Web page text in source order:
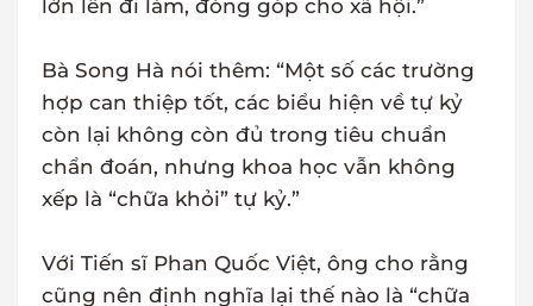
lớn lên đi làm, đóng góp cho xã hội.”
Bà Song Hà nói thêm: “Một số các trường
hợp can thiệp tốt, các biểu hiện về tự kỷ
còn lại không còn đủ trong tiêu chuẩn
chẩn đoán, nhưng khoa học vẫn không
xếp là “chữa khỏi” tự kỷ.”
Với Tiến sĩ Phan Quốc Việt, ông cho rằng
cũng nên định nghĩa lại thế nào là “chữa